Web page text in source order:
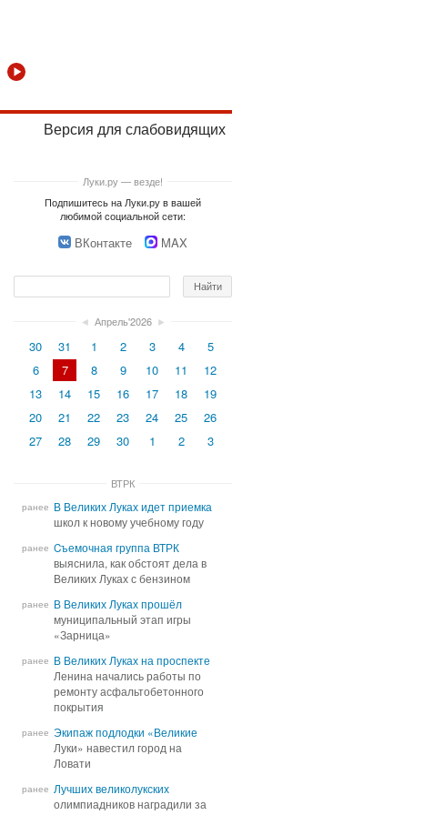
Версия для слабовидящих
Луки.ру — везде!
Подпишитесь на Луки.ру в вашей
любимой социальной сети:
ВКонтакте MAX
◄ Апрель'2026 ►
30 31 1 2 3 4
5
6
7 8 9 10 11
12
13
14 15 16 17 18
19
20
21 22 23 24 25
26
27
28 29 30 1 2 3
ВТРК
ранее В Великих Луках идет приемка
школ к новому учебному году
В Великих Луках идет приемка
школ к новому учебному году
ранее Cъемочная группа ВТРК
выяснила, как обстоят дела в
Великих Луках с бензином
Cъемочная группа ВТРК
выяснила, как обстоят дела в
Великих Луках с бензином
ранее В Великих Луках прошёл
муниципальный этап игры
«Зарница»
В Великих Луках прошёл
муниципальный этап игры
«Зарница»
ранее В Великих Луках на проспекте
Ленина начались работы по
ремонту асфальтобетонного
покрытия
В Великих Луках на проспекте
Ленина начались работы по
ремонту асфальтобетонного
покрытия
ранее Экипаж подлодки «Великие
Луки» навестил город на
Ловати
Экипаж подлодки «Великие
Луки» навестил город на
Ловати
ранее Лучших великолукских
олимпиадников наградили за
Лучших великолукских
олимпиадников наградили за